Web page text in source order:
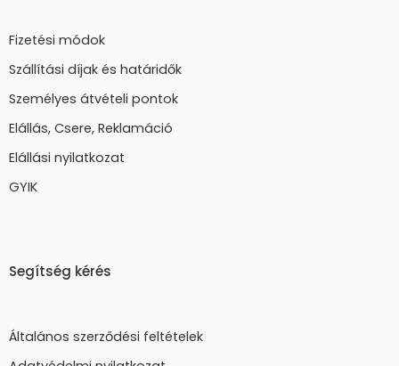
Fizetési módok
Szállítási díjak és határidők
Személyes átvételi pontok
Elállás, Csere, Reklamáció
Elállási nyilatkozat
GYIK
Segítség kérés
Általános szerződési feltételek